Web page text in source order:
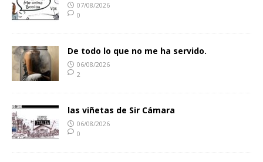
07/08/2026
0
De todo lo que no me ha servido.
06/08/2026
2
las viñetas de Sir Cámara
06/08/2026
0